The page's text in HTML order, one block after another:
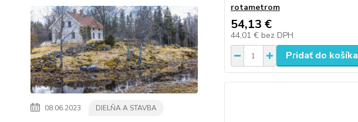
08.06.2023 DIELŇA A STAVBA
rotametrom
54,13 €
44,01 € bez DPH
Pridať do košíka